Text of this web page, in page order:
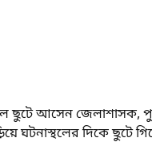
ছুটে আসেন জেলাশাসক,
ঘটনাস্থলের দিকে ছুটে